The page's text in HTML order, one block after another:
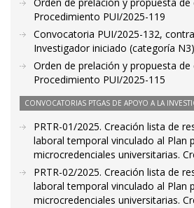
Procedimiento PUI/2025-119
Convocatoria PUI/2025-132,
Investigador iniciado (categoría N3)
Orden de prelación y propuesta
Procedimiento PUI/2025-115
CONVOCATORIAS PTGAS DE APOYO A LA
PRTR-01/2025. Creación lista de
laboral temporal vinculado al Plan
microcredenciales universitarias.
PRTR-02/2025. Creación lista de
laboral temporal vinculado al Plan
microcredenciales universitarias.